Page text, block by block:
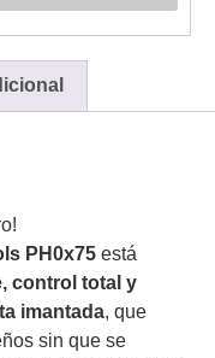
PH0x75 está
control total y
imantada, que
sin que se